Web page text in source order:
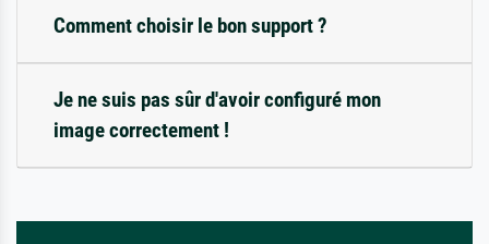
Comment choisir le bon support ?
Je ne suis pas sûr d'avoir configuré mon
image correctement !